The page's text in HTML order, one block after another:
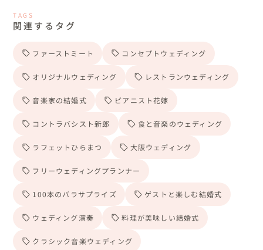
TAGS
関連するタグ
ファーストミート コンセプトウェディング
オリジナルウェディング レストランウェディング
音楽家の結婚式 ピアニスト花嫁
コントラバシスト新郎 食と音楽のウェディング
ラフェットひらまつ 大阪ウェディング
フリーウェディングプランナー
100本のバラサプライズ ゲストと楽しむ結婚式
ウェディング演奏 料理が美味しい結婚式
クラシック音楽ウェディング